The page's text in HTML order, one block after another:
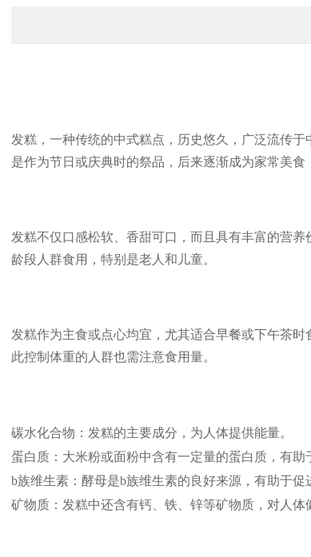
发糕，一种传统的中式糕点，历史悠久，广泛流传
是作为节日或庆典时的祭品，后来逐渐成为家常美食
发糕不仅口感松软、香甜可口，而且具有丰富的营
龄段人群食用，特别是老人和儿童。
发糕作为主食或点心均宜，尤其适合早餐或下午茶
此控制体重的人群也需注意食用量。
碳水化合物：发糕的主要成分，为人体提供能量。
蛋白质：大米粉或面粉中含有一定量的蛋白质，有助
b族维生素：酵母是b族维生素的良好来源，有助于促
矿物质：发糕中还含有钙、铁、锌等矿物质，对人体